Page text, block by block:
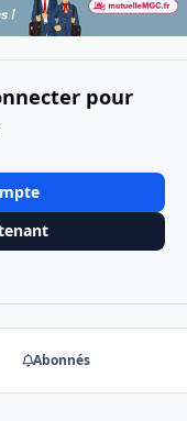
pour
Abonnés